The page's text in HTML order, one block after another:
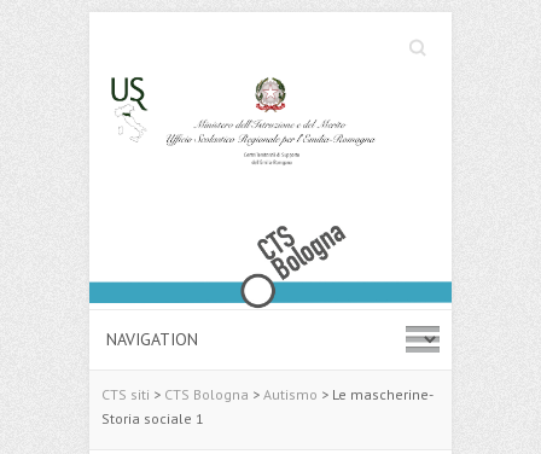
Search
Cerca
CTS siti > CTS Bologna > Autismo > Le mascherine-
Storia sociale 1